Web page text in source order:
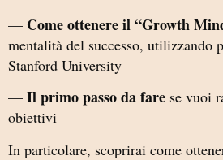
— Come ottenere il “Growth
mentalità del successo, utilizzando
Stanford University
— Il primo passo da fare se vuoi
obiettivi
In particolare, scoprirai come